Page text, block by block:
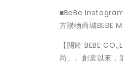
■BeBe
方購物商城BEBE
【關於 BEBE
尚」。創業以來，